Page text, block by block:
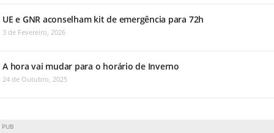
UE e GNR aconselham kit de emergência para 72h
3 de Fevereiro, 2026
A hora vai mudar para o horário de Inverno
24 de Outubro, 2025
PUB